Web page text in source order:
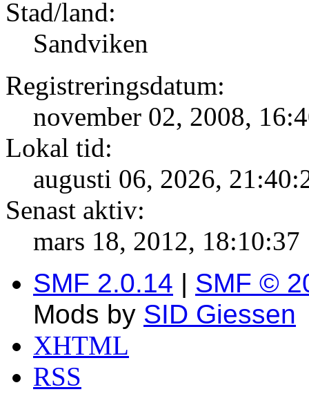
Stad/land:
Sandviken
Registreringsdatum:
november 02, 2008,
Lokal tid:
augusti 06, 2026,
Senast aktiv:
mars 18, 2012, 18:10:37
SMF 2.0.14 | SMF ©
Mods by SID Giessen
XHTML
RSS